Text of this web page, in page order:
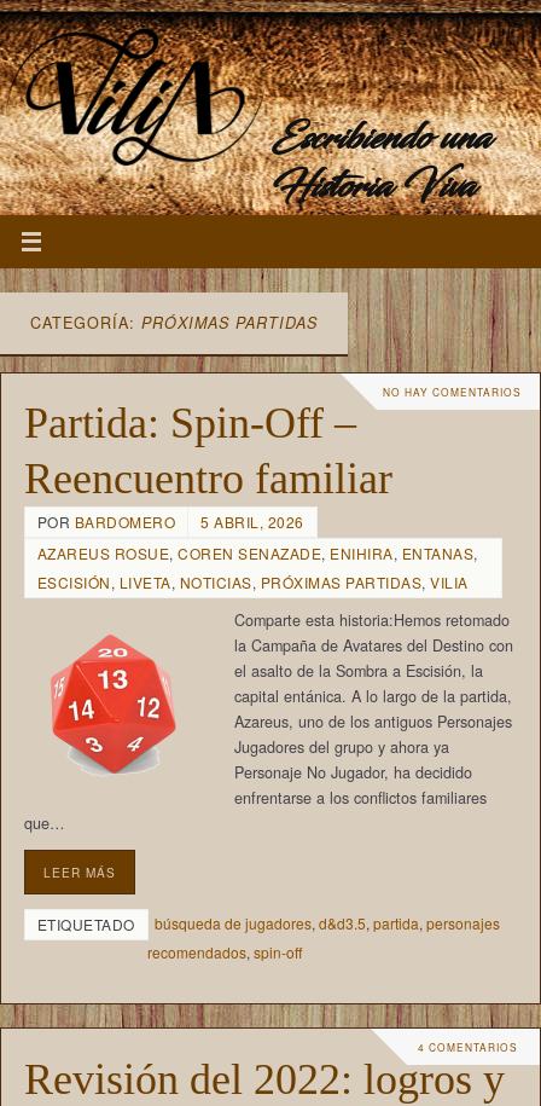
Escribiendo una
Historia Viva
CATEGORÍA: PRÓXIMAS PARTIDAS
NO HAY COMENTARIOS
Partida: Spin-Off –
Reencuentro familiar
POR BARDOMERO
5 ABRIL, 2026
AZAREUS ROSUE,COREN SENAZADE, ENIHIRA, ENTANAS,
ESCISIÓN, LIVETA, NOTICIAS, PRÓXIMAS PARTIDAS,VILIA
Comparte esta historia:Hemos retomado
la Campaña de Avatares del Destino con
el asalto de la Sombra a Escisión, la
capital entánica. A lo largo de la partida,
Azareus, uno de los antiguos Personajes
Jugadores del grupo y ahora ya
Personaje No Jugador, ha decidido
enfrentarse a los conflictos familiares
que…
LEER MÁS
ETIQUETADO búsqueda de jugadores, d&d3.5, partida, personajes
recomendados, spin-off
4 COMENTARIOS
Revisión del 2022: logros y